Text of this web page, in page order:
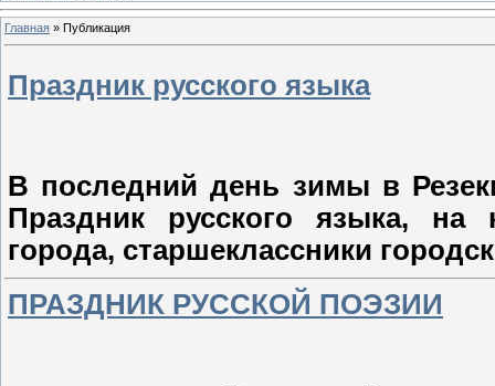
Главная » Публикация
Праздник русского языка
В последний день зимы в
Праздник русского языка, на
города, старшеклассники
ПРАЗДНИК РУССКОЙ ПОЭЗИИ